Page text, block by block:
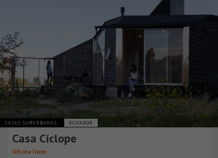
CASAS SUBURBANAS ECUADOR
Casa Cíclope
Oficina Ídem